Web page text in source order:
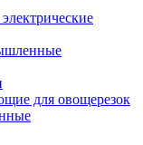
для овощерезок